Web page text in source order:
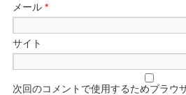
メール*
サイト
次回のコメントで使用するためブラウ